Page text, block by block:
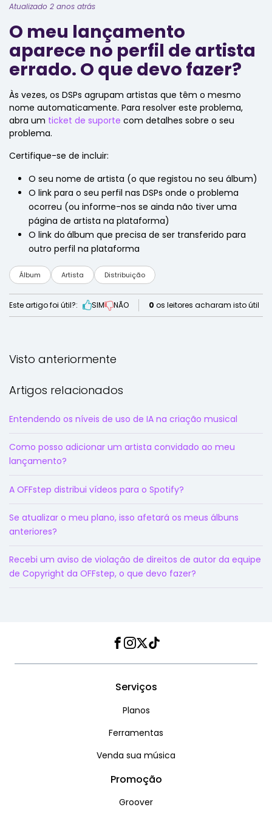
Atualizado 2 anos atrás
O meu lançamento
aparece no perfil de artista
errado. O que devo fazer?
Às vezes, os DSPs agrupam artistas que têm o mesmo
nome automaticamente. Para resolver este problema,
abra um ticket de suporte com detalhes sobre o seu
problema.
Certifique-se de incluir:
O seu nome de artista (o que registou no seu álbum)
O link para o seu perfil nas DSPs onde o problema
ocorreu (ou informe-nos se ainda não tiver uma
página de artista na plataforma)
O link do álbum que precisa de ser transferido para
outro perfil na plataforma
Álbum Artista Distribuição
Este artigo foi útil?: SIM NÃO 0 os leitores acharam isto útil
Visto anteriormente
Artigos relacionados
Entendendo os níveis de uso de IA na criação musical
Como posso adicionar um artista convidado ao meu
lançamento?
A OFFstep distribui vídeos para o Spotify?
Se atualizar o meu plano, isso afetará os meus álbuns
anteriores?
Recebi um aviso de violação de direitos de autor da equipe
de Copyright da OFFstep, o que devo fazer?
Facebook
Instagram
Twitter
TikTok
Serviços
Planos
Ferramentas
Venda sua música
Promoção
Groover